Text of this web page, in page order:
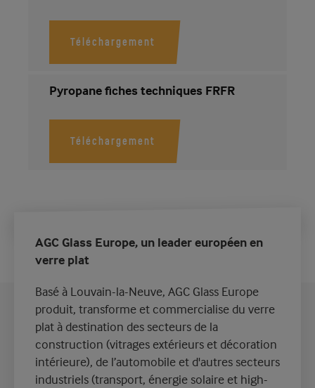
Téléchargement
Pyropane fiches techniques FRFR
Téléchargement
AGC Glass Europe, un leader européen en
verre plat
Basé à Louvain-la-Neuve, AGC Glass Europe
produit, transforme et commercialise du verre
plat à destination des secteurs de la
construction (vitrages extérieurs et décoration
intérieure), de l’automobile et d'autres secteurs
industriels (transport, énergie solaire et high-